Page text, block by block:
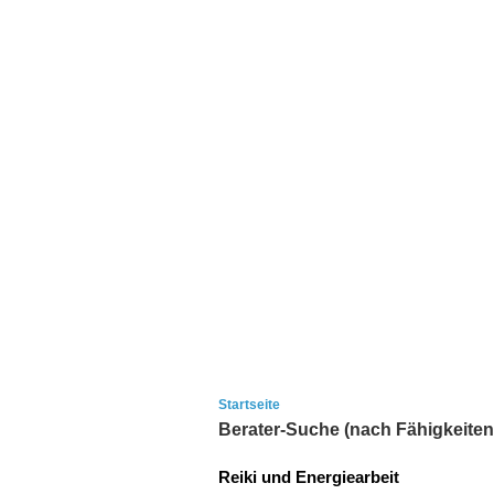
Startseite
Berater-Suche (nach
Reiki und Energiearbeit